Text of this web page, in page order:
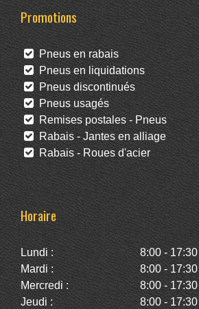
Promotions
Pneus en rabais
Pneus en liquidations
Pneus discontinués
Pneus usagés
Remises postales - Pneus
Rabais - Jantes en alliage
Rabais - Roues d'acier
Horaire
Lundi :
8:00 - 17:30
Mardi :
8:00 - 17:30
Mercredi :
8:00 - 17:30
Jeudi :
8:00 - 17:30